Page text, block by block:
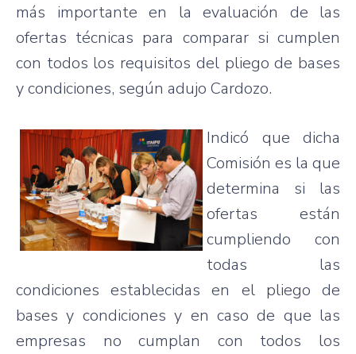
más importante en la evaluación de las
ofertas técnicas para comparar si cumplen
con todos los requisitos del pliego de bases
y condiciones, según adujo Cardozo.
Indicó que dicha
Comisión es la que
determina si las
ofertas están
cumpliendo con
todas las
condiciones establecidas en el pliego de
bases y condiciones y en caso de que las
empresas no cumplan con todos los